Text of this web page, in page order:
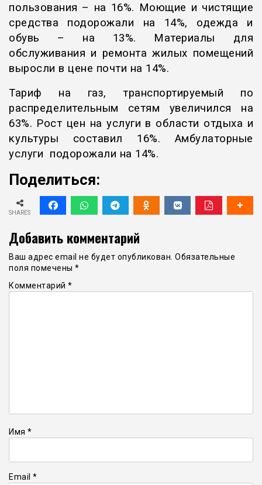
пользования – на 16%. Моющие и чистящие
средства подорожали на 14%, одежда и
обувь – на 13%. Материалы для
обслуживания и ремонта жилых помещений
выросли в цене почти на 14%.
Тариф на газ, транспортируемый по
распределительным сетям увеличился на
63%. Рост цен на услуги в области отдыха и
культуры составил 16%. Амбулаторные
услуги подорожали на 14%.
Поделиться:
SHARES
Добавить комментарий
Ваш адрес email не будет опубликован. Обязательные
поля помечены *
Комментарий *
Имя *
Email *